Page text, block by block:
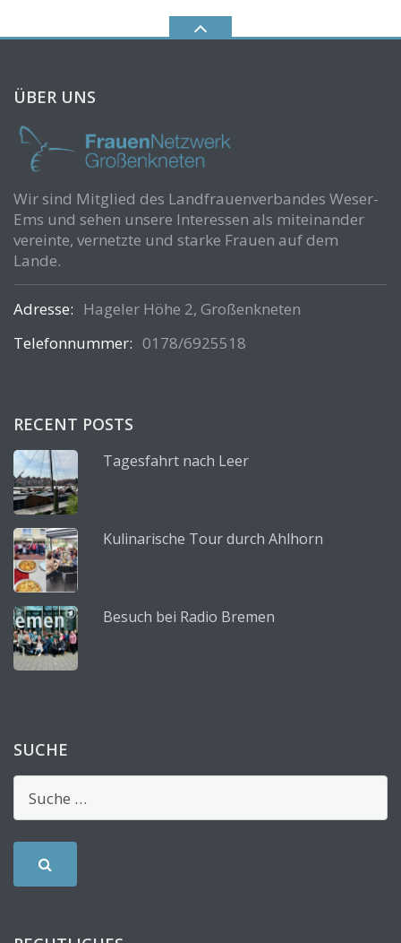
ÜBER UNS
Wir sind Mitglied des Landfrauenverbandes Weser-
Ems und sehen unsere Interessen als miteinander
vereinte, vernetzte und starke Frauen auf dem
Lande.
Adresse: Hageler Höhe 2, Großenkneten
Telefonnummer: 0178/6925518
RECENT POSTS
Tagesfahrt nach Leer
Kulinarische Tour durch Ahlhorn
Besuch bei Radio Bremen
SUCHE